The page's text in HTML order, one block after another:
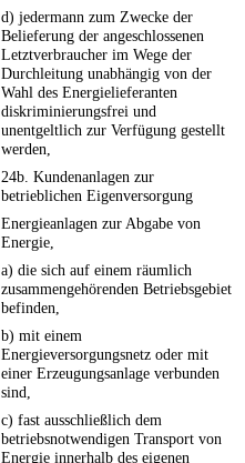
d) jedermann zum Zwecke der
Belieferung der angeschlossenen
Letztverbraucher im Wege der
Durchleitung unabhängig von der
Wahl des Energielieferanten
diskriminierungsfrei und
unentgeltlich zur Verfügung gestellt
werden,
24b. Kundenanlagen zur
betrieblichen Eigenversorgung
Energieanlagen zur Abgabe von
Energie,
a) die sich auf einem räumlich
zusammengehörenden Betriebsgebiet
befinden,
b) mit einem
Energieversorgungsnetz oder mit
einer Erzeugungsanlage verbunden
sind,
c) fast ausschließlich dem
betriebsnotwendigen Transport von
Energie innerhalb des eigenen